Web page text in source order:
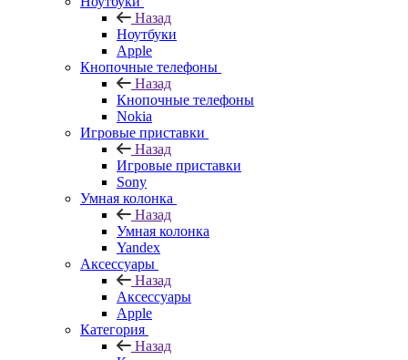
Назад
Ноутбуки
Apple
Кнопочные телефоны
Назад
Кнопочные телефоны
Nokia
Игровые приставки
Назад
Игровые приставки
Sony
Умная колонка
Назад
Умная колонка
Yandex
Аксессуары
Назад
Аксессуары
Apple
Категория
Назад